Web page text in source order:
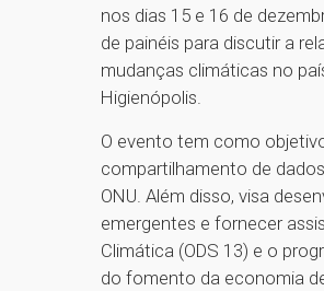
nos dias 15 e 16 de
de painéis para discutir a
mudanças climáticas no
Higienópolis.
O evento tem como
compartilhamento de
ONU. Além disso, visa
emergentes e fornecer
Climática (ODS 13) e o
do fomento da economia